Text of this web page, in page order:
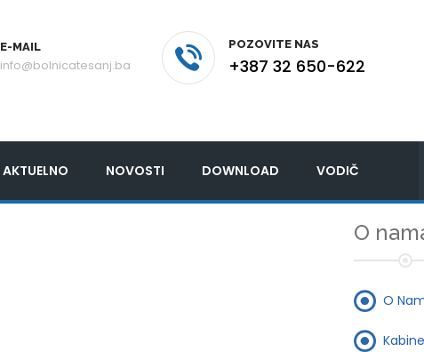
E-MAIL
info@bolnicatesanj.ba
POZOVITE NAS
+387 32 650-622
AKTUELNO NOVOSTI DOWNLOAD VODIČ
O
O